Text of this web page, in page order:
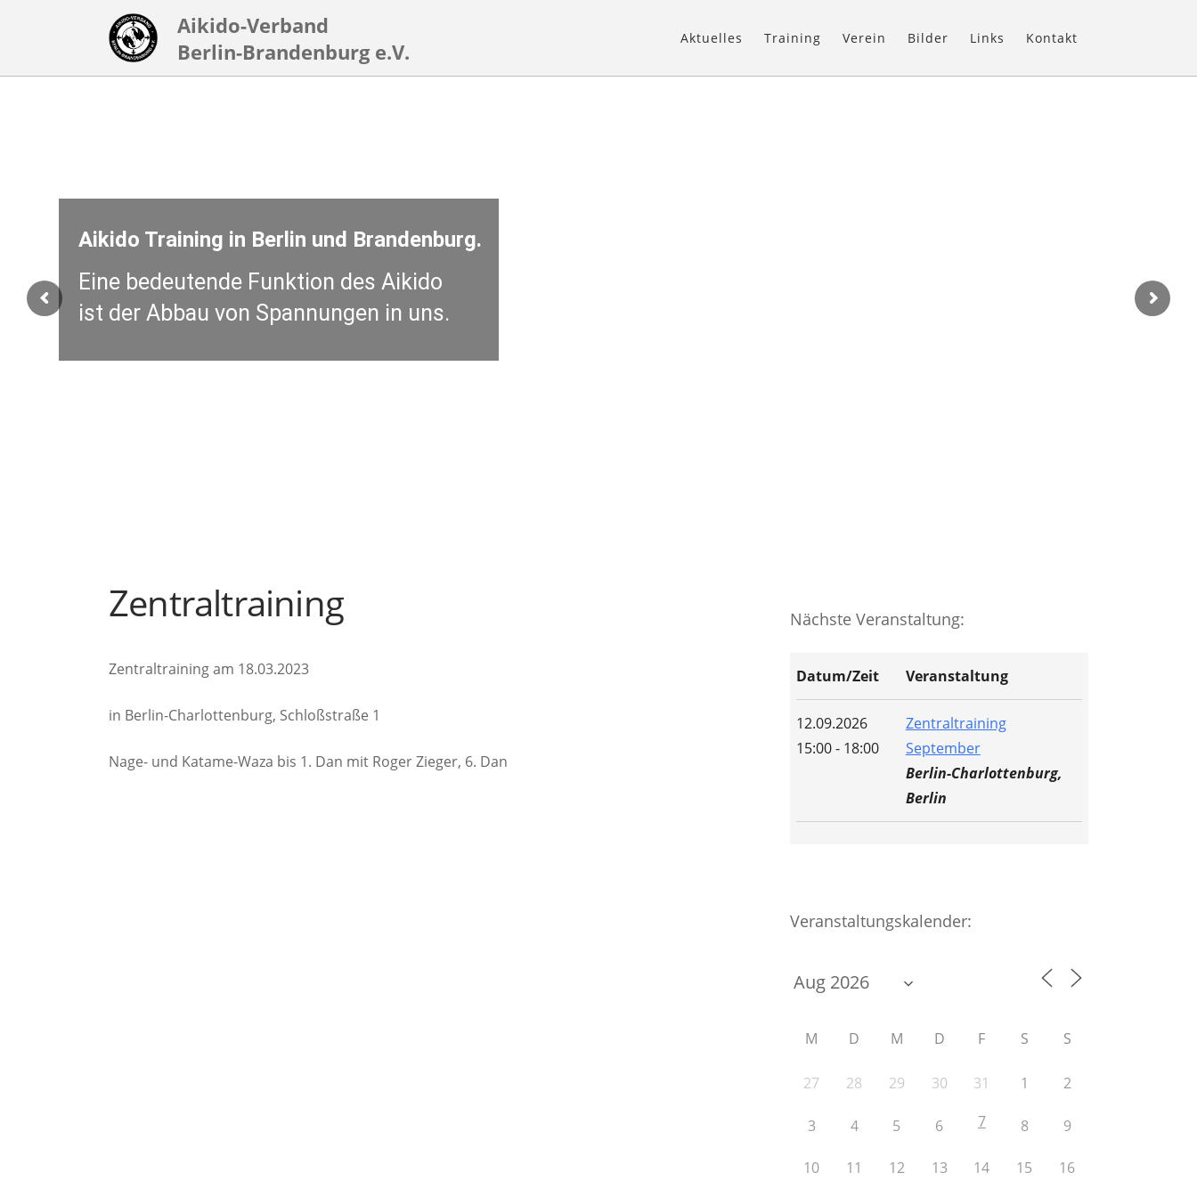
Aikido-Verband
Berlin-Brandenburg e.V.
Aktuelles Training Verein Bilder Links Kontakt
Aikido Training in Berlin und Brandenburg.
Eine bedeutende Funktion des Aikido
ist der Abbau von Spannungen in uns.
Zentraltraining
Zentraltraining am 18.03.2023
in Berlin-Charlottenburg, Schloßstraße 1
Nage- und Katame-Waza bis 1. Dan mit Roger Zieger, 6. Dan
Nächste Veranstaltung:
Datum/Zeit Veranstaltung
12.09.2026
15:00 - 18:00
Zentraltraining
September
Berlin-Charlottenburg,
Berlin
Veranstaltungskalender:
M D M D F S S
27 28 29 30 31 1 2
3 4 5 6 7 8 9
10 11 12 13 14 15 16